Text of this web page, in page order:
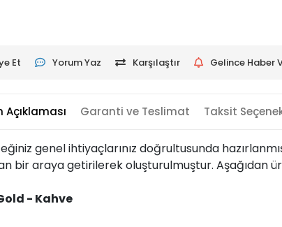
Et Yorum Yaz Karşılaştır Gelince Haber
Açıklaması Garanti ve Teslimat Taksit
genel ihtiyaçlarınız doğrultusunda
bir araya getirilerek oluşturulmuştur. Aşağıdan
- Kahve